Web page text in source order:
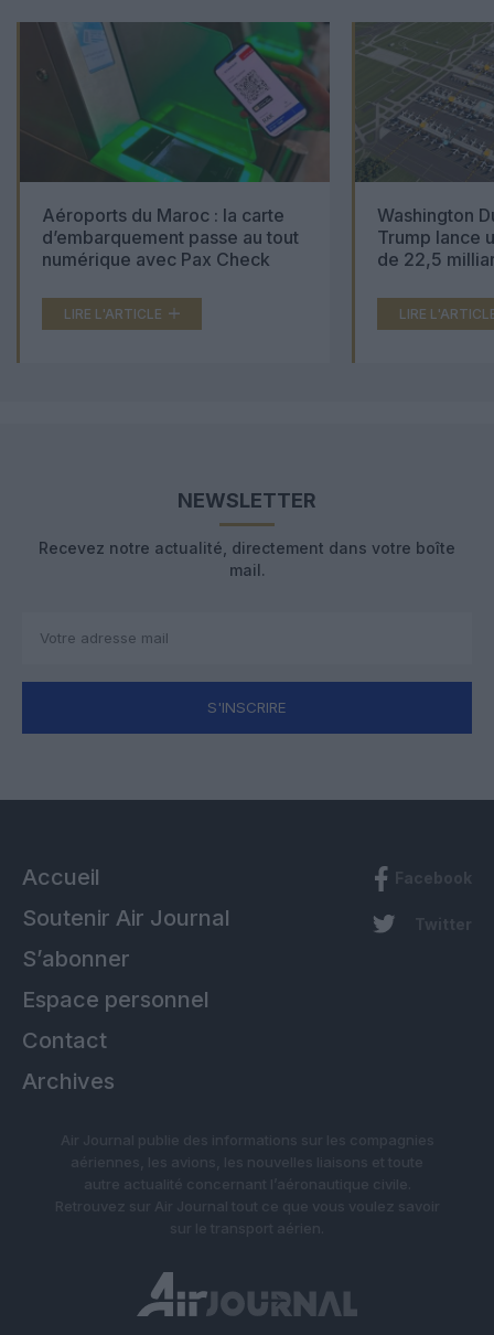
Aéroports du Maroc : la carte
d’embarquement passe au tout
numérique avec Pax Check
LIRE L'ARTICLE
Washington
Trump lance
de 22,5
LIRE
NEWSLETTER
Recevez notre actualité, directement dans votre boîte
mail.
S'INSCRIRE
Accueil
Soutenir Air Journal
S’abonner
Espace personnel
Contact
Archives